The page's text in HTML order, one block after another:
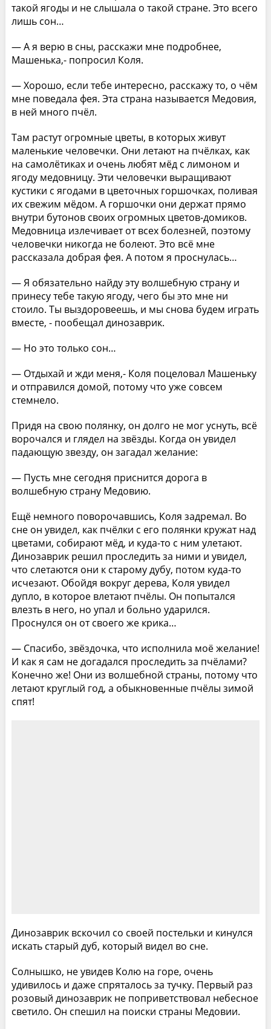
такой ягоды и не слышала о такой стране. Это всего
лишь сон…
— А я верю в сны, расскажи мне подробнее,
Машенька,- попросил Коля.
— Хорошо, если тебе интересно, расскажу то, о чём
мне поведала фея. Эта страна называется Медовия,
в ней много пчёл.
Там растут огромные цветы, в которых живут
маленькие человечки. Они летают на пчёлках, как
на самолётиках и очень любят мёд с лимоном и
ягоду медовницу. Эти человечки выращивают
кустики с ягодами в цветочных горшочках, поливая
их свежим мёдом. А горшочки они держат прямо
внутри бутонов своих огромных цветов-домиков.
Медовница излечивает от всех болезней, поэтому
человечки никогда не болеют. Это всё мне
рассказала добрая фея. А потом я проснулась…
— Я обязательно найду эту волшебную страну и
принесу тебе такую ягоду, чего бы это мне ни
стоило. Ты выздоровеешь, и мы снова будем играть
вместе, - пообещал динозаврик.
— Но это только сон…
— Отдыхай и жди меня,- Коля поцеловал Машеньку
и отправился домой, потому что уже совсем
стемнело.
Придя на свою полянку, он долго не мог уснуть, всё
ворочался и глядел на звёзды. Когда он увидел
падающую звезду, он загадал желание:
— Пусть мне сегодня приснится дорога в
волшебную страну Медовию.
Ещё немного поворочавшись, Коля задремал. Во
сне он увидел, как пчёлки с его полянки кружат над
цветами, собирают мёд, и куда-то с ним улетают.
Динозаврик решил проследить за ними и увидел,
что слетаются они к старому дубу, потом куда-то
исчезают. Обойдя вокруг дерева, Коля увидел
дупло, в которое влетают пчёлы. Он попытался
влезть в него, но упал и больно ударился.
Проснулся он от своего же крика…
— Спасибо, звёздочка, что исполнила моё желание!
И как я сам не догадался проследить за пчёлами?
Конечно же! Они из волшебной страны, потому что
летают круглый год, а обыкновенные пчёлы зимой
спят!
Динозаврик вскочил со своей постельки и кинулся
искать старый дуб, который видел во сне.
Солнышко, не увидев Колю на горе, очень
удивилось и даже спряталось за тучку. Первый раз
розовый динозаврик не поприветствовал небесное
светило. Он спешил на поиски страны Медовии.